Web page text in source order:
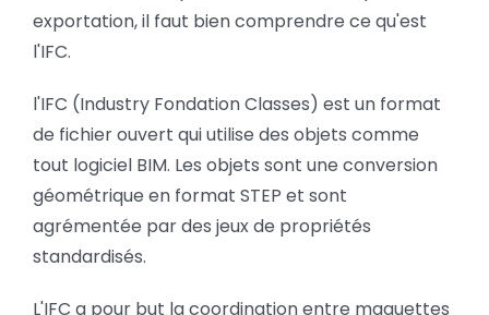
Rechercher:
exportation, il faut bien comprendre ce qu'est
l'IFC.
l'IFC (Industry Fondation Classes) est un format
de fichier ouvert qui utilise des objets comme
tout logiciel BIM. Les objets sont une conversion
géométrique en format STEP et sont
agrémentée par des jeux de propriétés
standardisés.
L'IFC a pour but la coordination entre maquettes